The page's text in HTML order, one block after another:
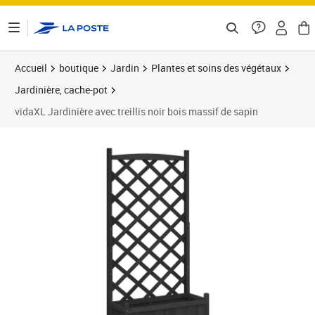
Accueil boutique Jardin
Plantes et soins des végétaux
Jardinière, cache-pot
vidaXL Jardinière avec treillis noir bois massif de sapin